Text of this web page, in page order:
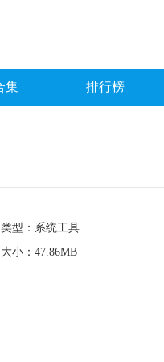
集 排行榜
类型：系统工具
大小：47.86MB